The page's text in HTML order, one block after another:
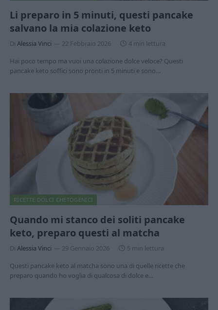
Li preparo in 5 minuti, questi pancake
salvano la mia colazione keto
Di Alessia Vinci 22 Febbraio 2026
4 min lettura
Hai poco tempo ma vuoi una colazione dolce veloce? Questi
pancake keto soffici sono pronti in 5 minuti e sono…
RICETTE DOLCI CHETOGENICI
Quando mi stanco dei soliti pancake
keto, preparo questi al matcha
Di Alessia Vinci 29 Gennaio 2026
5 min lettura
Questi pancake keto al matcha sono una di quelle ricette che
preparo quando ho voglia di qualcosa di dolce e…